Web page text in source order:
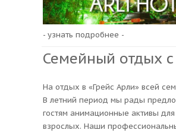
- узнать подробнее -
Семейный отдых
На отдых в «Грейс Арли» всей
В летний период мы рады
гостям анимационные активы
взрослых. Наши